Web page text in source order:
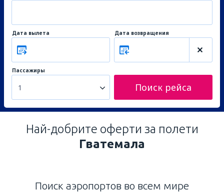
Дата вылета Дата возвращения
Пассажиры
1 Поиск рейса
Най-добрите оферти за полети
Гватемала
Поиск аэропортов во всем мире